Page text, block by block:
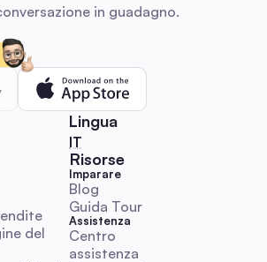
Guida Completa 2026 per i
esatte, impostazioni di esportazione,
checklist per la leggibilità, oltre a un
test A/B e automazione per misurare
icone su coinvolgimento, messaggi diretti e
lead. Progettato per social media manager,
che necessitano di miglioramenti delle
Media
La Guida Definitiva
(2026)
in guadagno.
del
Risorse
Imparare
Blog
Guida Tour
Assistenza
Centro
assistenza
Lingua
IT